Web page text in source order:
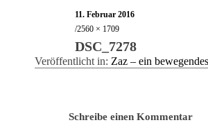
11. Februar 2016
2560 × 1709
DSC_7278
Veröffentlicht in: Zaz – ein
Schreibe einen Kommentar